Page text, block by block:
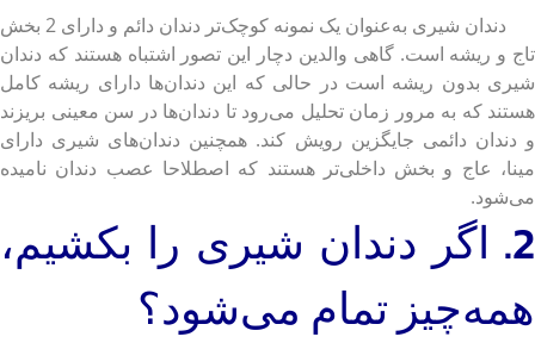
دندان شیری به‌عنوان یک نمونه کوچک‌تر دندان دائم و دارای 2 بخش
تاج و ریشه است. گاهی والدین دچار این تصور اشتباه هستند که دندان
شیری بدون ریشه است در حالی که این دندان‌ها دارای ریشه کامل
هستند که به مرور زمان تحلیل می‌رود تا دندان‌ها در سن معینی بریزند
و دندان دائمی جایگزین رویش کند. همچنین دندان‌های شیری دارای
مینا، عاج و بخش داخلی‌تر هستند که اصطلاحا عصب دندان نامیده
می‌شود.
2. اگر دندان شیری را بکشیم،
همه‌چیز تمام می‌شود؟